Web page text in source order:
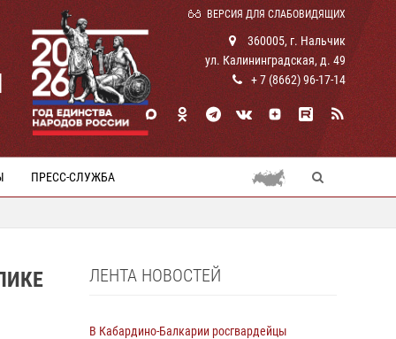
ВЕРСИЯ ДЛЯ СЛАБОВИДЯЩИХ
360005, г. Нальчик
ул. Калининградская, д. 49
+ 7 (8662) 96-17-14
ПРЕСС-СЛУЖБА
ЛЕНТА НОВОСТЕЙ
В Кабардино-Балкарии росгвардейцы